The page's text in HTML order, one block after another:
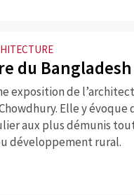
du Bangladesh
exposition de
Elle y évoque
aux plus démunis
développement rural.